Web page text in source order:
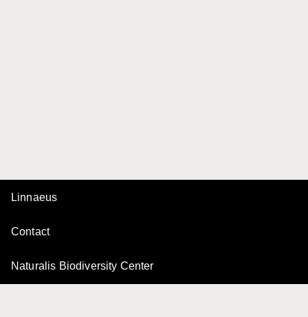
Linnaeus
Contact
Naturalis Biodiversity Center